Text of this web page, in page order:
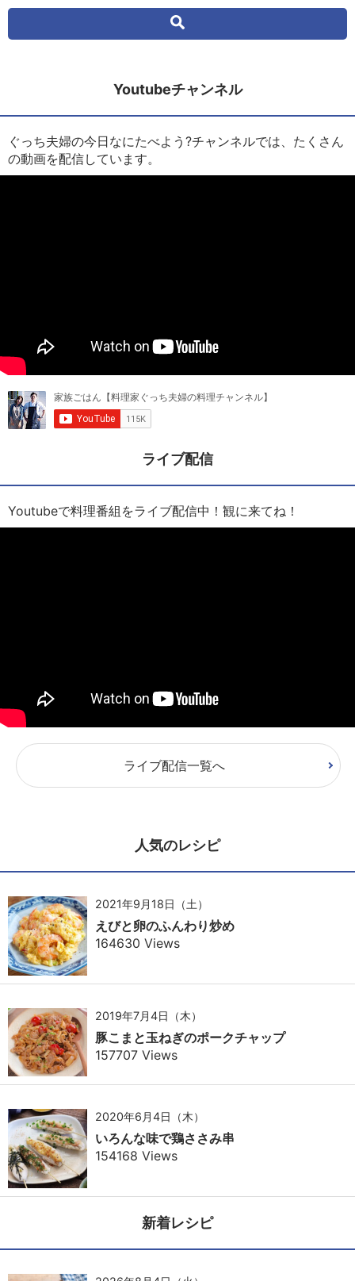
Youtubeチャンネル
ぐっち夫婦の今日なにたべよう?チャンネルでは、たくさん
の動画を配信しています。
ライブ配信
Youtubeで料理番組をライブ配信中！観に来てね！
ライブ配信一覧へ
人気のレシピ
2021年9月18日（土）
えびと卵のふんわり炒め
164630 Views
2019年7月4日（木）
豚こまと玉ねぎのポークチャップ
157707 Views
2020年6月4日（木）
いろんな味で鶏ささみ串
154168 Views
新着レシピ